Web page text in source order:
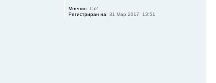
Мнения: 152
Регистриран на: 31 Мар 2017, 13:51